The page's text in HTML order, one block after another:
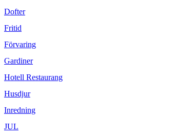
Dofter
Fritid
Förvaring
Gardiner
Hotell Restaurang
Husdjur
Inredning
JUL